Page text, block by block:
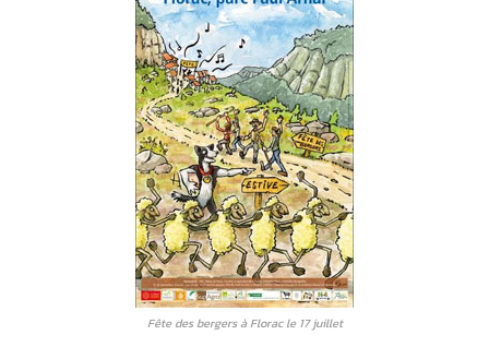
Fête des bergers à Florac le 17 juillet